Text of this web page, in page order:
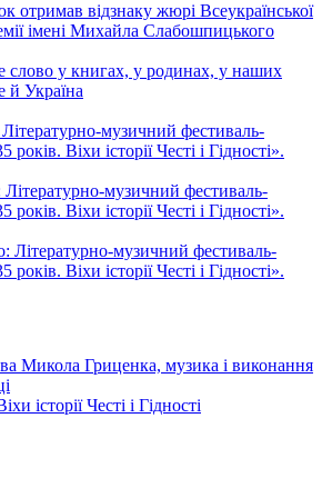
отримав відзнаку жюрі Всеукраїнської
імені Михайла Слабошпицького
у книгах, у родинах, у наших
й Україна
музичний фестиваль-
Віхи історії Честі і Гідності».
музичний фестиваль-
Віхи історії Честі і Гідності».
Літературно-музичний фестиваль-
Віхи історії Честі і Гідності».
Микола Гриценка, музика і виконання
історії Честі і Гідності